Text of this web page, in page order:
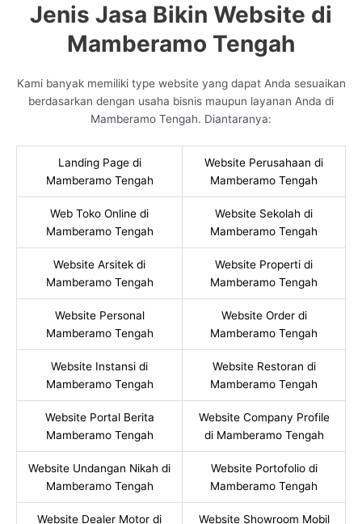
Jenis Jasa Bikin Website di
Mamberamo Tengah
Kami banyak memiliki type website yang dapat Anda sesuaikan
berdasarkan dengan usaha bisnis maupun layanan Anda di
Mamberamo Tengah. Diantaranya:
Landing Page di
Mamberamo Tengah
Website Perusahaan di
Mamberamo Tengah
Web Toko Online di
Mamberamo Tengah
Website Sekolah di
Mamberamo Tengah
Website Arsitek di
Mamberamo Tengah
Website Properti di
Mamberamo Tengah
Website Personal
Mamberamo Tengah
Website Order di
Mamberamo Tengah
Website Instansi di
Mamberamo Tengah
Website Restoran di
Mamberamo Tengah
Website Portal Berita
Mamberamo Tengah
Website Company Profile
di Mamberamo Tengah
Website Undangan Nikah di
Mamberamo Tengah
Website Portofolio di
Mamberamo Tengah
Website Dealer Motor di Website Showroom Mobil